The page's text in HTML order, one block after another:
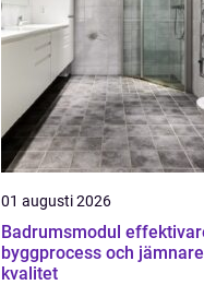
01 augusti 2026
Badrumsmodul effektivare
byggprocess och jämnare
kvalitet